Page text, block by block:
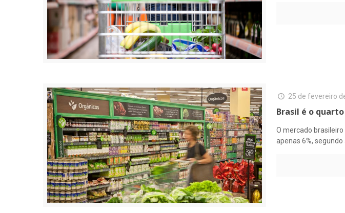
25 de fevereiro
Brasil é o
O mercado
apenas 6%,